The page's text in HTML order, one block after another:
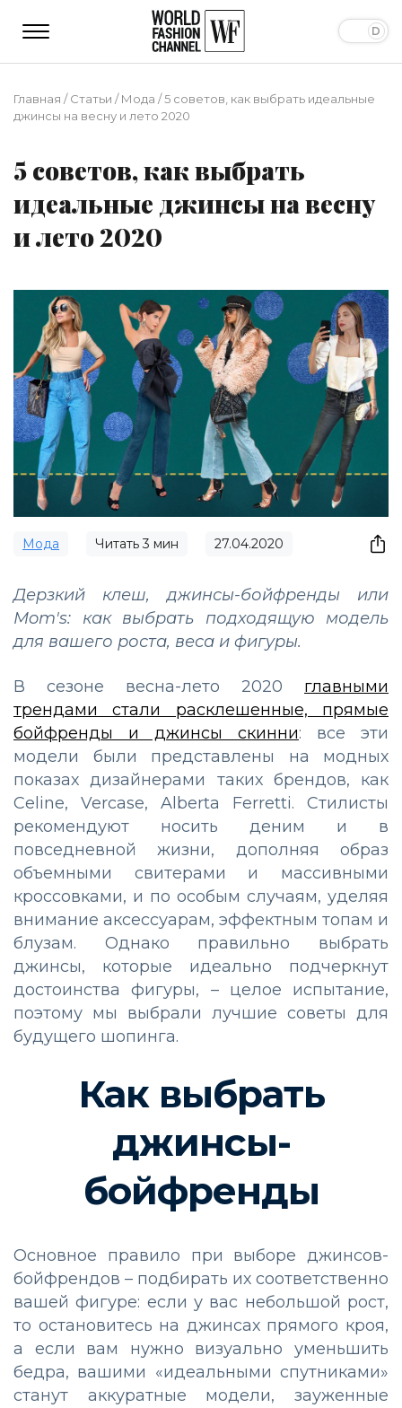
Главная /Статьи /Мода /5 советов, как выбрать идеальные
джинсы на весну и лето 2020
5 советов, как выбрать
идеальные джинсы на весну
и лето 2020
Мода Читать3 мин 27.04.2020
Дерзкий клеш, джинсы-бойфренды или
Mom's: как выбрать подходящую модель
для вашего роста, веса и фигуры.
В сезоне весна-лето 2020 главными
трендами стали расклешенные, прямые
бойфренды и джинсы скинни: все эти
модели были представлены на модных
показах дизайнерами таких брендов, как
Celine, Vercase, Alberta Ferretti. Стилисты
рекомендуют носить деним и в
повседневной жизни, дополняя образ
объемными свитерами и массивными
кроссовками, и по особым случаям, уделяя
внимание аксессуарам, эффектным топам и
блузам. Однако правильно выбрать
джинсы, которые идеально подчеркнут
достоинства фигуры, – целое испытание,
поэтому мы выбрали лучшие советы для
будущего шопинга.
Как выбрать
джинсы-
бойфренды
Основное правило при выборе джинсов-
бойфрендов – подбирать их соответственно
вашей фигуре: если у вас небольшой рост,
то остановитесь на джинсах прямого кроя,
а если вам нужно визуально уменьшить
бедра, вашими «идеальными спутниками»
станут аккуратные модели, зауженные